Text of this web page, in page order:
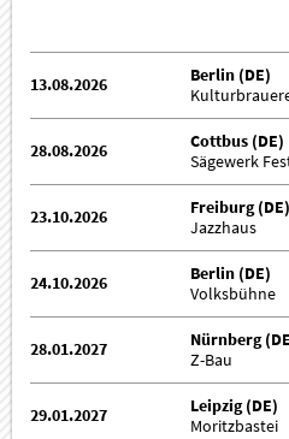
13.08.2026
Berlin (DE)
28.08.2026
Cottbus (DE)
Sägewerk
23.10.2026
Freiburg (DE)
Jazzhaus
24.10.2026
Berlin (DE)
Volksbühne
28.01.2027
Nürnberg
Z-Bau
29.01.2027
Leipzig (DE)
Moritzbastei